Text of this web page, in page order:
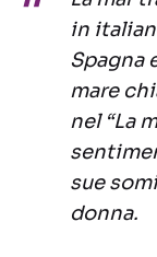
in
Spagna
mare
nel “La
sue
donna.